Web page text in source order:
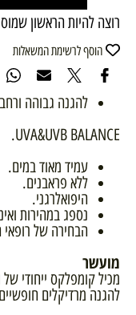
רוצה להיות הראשון
הוסף לרשימת המשאלות
להגנה גבוהה
UVA&UVB BALANCE.
עמיד מאוד במים.
ללא פראבנים.
היפואלרגני.
נספג במהירות
​הבחירה של
מועשר
להגנה מרדיקלים